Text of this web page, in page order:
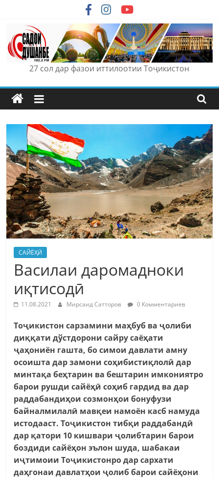
content
27 сол дар фазои иттилоотии Тоҷикистон
САЙЁҲӢ
Василаи даромадноки
иқтисодӣ
11.08.2021 Мирсаид Сатторов 0 Комментариев
Тоҷикистон сарзамини маҳбуб ва ҷолиби
диққати дўстдорони сайру саёҳати
ҷаҳониён гашта, бо симои давлати амну
осоишта дар замони соҳибистиқлолӣ дар
минтақа беҳтарин ва бештарин имкониятро
барои рушди сайёҳӣ соҳиб гардид ва дар
раддабандиҳои созмонҳои бонуфузи
байналмилалӣ мавқеи намоён касб намуда
истодааст. Тоҷикистон тибқи раддабандӣ
дар қатори 10 кишвари ҷолибтарин барои
боздиди сайёҳон эълон шуда, шабакаи
иҷтимоии Тоҷикистонро дар сархати
даҳгонаи давлатҳои ҷолиб барои сайёҳони